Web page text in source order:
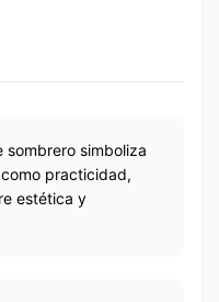
sombrero simboliza
practicidad,
estética y